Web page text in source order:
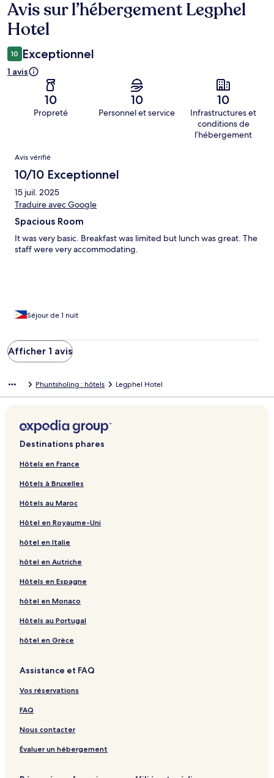
Avis
Avis sur l’hébergement Legphel
Hotel
10 Exceptionnel
1 avis
10
Propreté
10
Personnel et service
10
Infrastructures et
conditions de
l’hébergement
Avis
Avis vérifié
10/10 Exceptionnel
15 juil. 2025
Traduire avec Google
Spacious Room
It was very basic. Breakfast was limited but lunch was great. The
staff were very accommodating.
Séjour de 1 nuit
Afficher 1 avis
Phuntsholing : hôtels Legphel Hotel
Destinations phares
Hôtels en France
Hôtels à Bruxelles
Hôtels au Maroc
Hôtel en Royaume-Uni
hôtel en Italie
hôtel en Autriche
Hôtels en Espagne
hôtel en Monaco
Hôtels au Portugal
hôtel en Grèce
Assistance et FAQ
Vos réservations
FAQ
Nous contacter
Évaluer un hébergement